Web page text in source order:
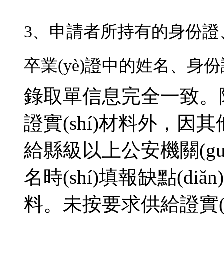
3、申請者所持有的身份證
卒業(yè)證中的姓名、身
錄取單信息完全一致
證實(shí)材料外，
給縣級以上公安機關
名時(shí)填報缺點
料。未按要求供給